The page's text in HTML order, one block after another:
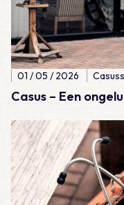
Casus – Een
01 / 05 / 2026
Lees meer over Casus